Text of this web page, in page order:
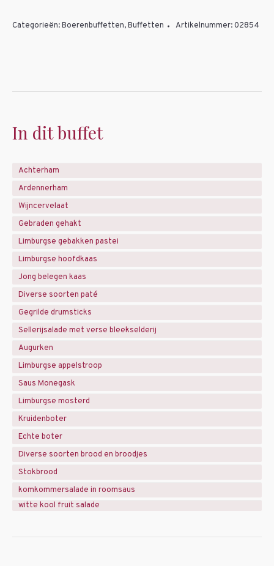
Categorieën:Boerenbuffetten,Buffetten Artikelnummer:02854
In dit buffet
Achterham
Ardennerham
Wijncervelaat
Gebraden gehakt
Limburgse gebakken pastei
Limburgse hoofdkaas
Jong belegen kaas
Diverse soorten paté
Gegrilde drumsticks
Sellerijsalade met verse bleekselderij
Augurken
Limburgse appelstroop
Saus Monegask
Limburgse mosterd
Kruidenboter
Echte boter
Diverse soorten brood en broodjes
Stokbrood
komkommersalade in roomsaus
witte kool fruit salade